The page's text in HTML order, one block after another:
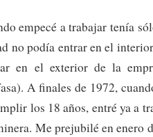
empecé a trabajar tenía
no podía entrar en el
en el exterior de la
A finales de 1972,
los 18 años, entré ya a
Me prejubilé en enero